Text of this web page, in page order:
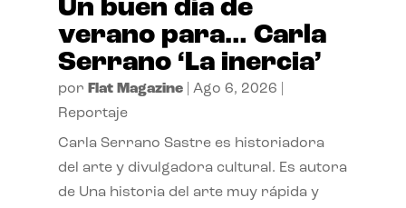
Un buen día de
verano para… Carla
Serrano ‘La inercia’
por Flat Magazine| Ago 6, 2026
Reportaje
Carla Serrano Sastre es historiadora
del arte y divulgadora cultural. Es autora
de Una historia del arte muy rápida y